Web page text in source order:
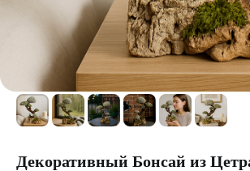
Декоративный Бонсай из